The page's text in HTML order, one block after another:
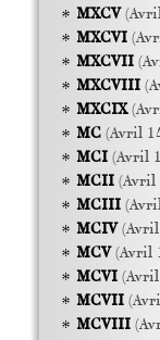
MXCV(Avril
MXCVI
MXCVII
MXCVIII
MXCIX
MC(Avril
MCI(Avril
MCII(Avril
MCIII(Avril
MCIV(Avril
MCV(Avril
MCVI(Avril
MCVII
MCVIII